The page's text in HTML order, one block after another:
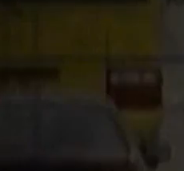
lệnh trừng phạt Nga hoàn toàn